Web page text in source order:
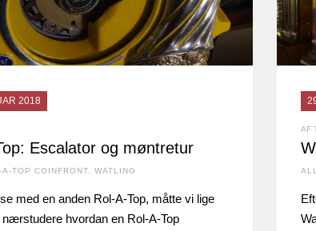
2018
Escalator og møntretur
A-TOP COINFRONT, WATLING
med en anden Rol-A-Top, måtte vi lige
nærstudere hvordan en Rol-A-Top
AF